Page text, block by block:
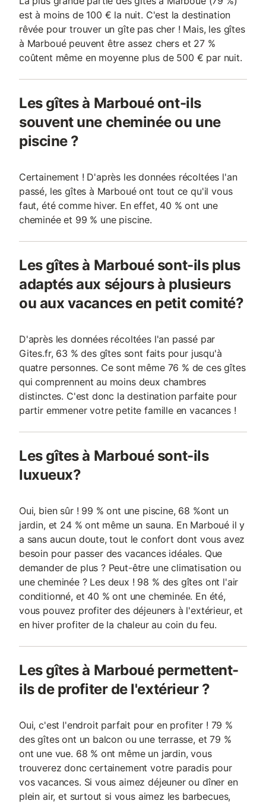
est à moins de 100 € la nuit. C'est la destination
rêvée pour trouver un gîte pas cher ! Mais, les gîtes
à Marboué peuvent être assez chers et 27 %
coûtent même en moyenne plus de 500 € par nuit.
Les gîtes à Marboué ont-ils
souvent une cheminée ou une
piscine ?
Certainement ! D'après les données récoltées l'an
passé, les gîtes à Marboué ont tout ce qu'il vous
faut, été comme hiver. En effet, 40 % ont une
cheminée et 99 % une piscine.
Les gîtes à Marboué sont-ils plus
adaptés aux séjours à plusieurs
ou aux vacances en petit comité?
D'après les données récoltées l'an passé par
Gites.fr, 63 % des gîtes sont faits pour jusqu'à
quatre personnes. Ce sont même 76 % de ces gîtes
qui comprennent au moins deux chambres
distinctes. C'est donc la destination parfaite pour
partir emmener votre petite famille en vacances !
Les gîtes à Marboué sont-ils
luxueux?
Oui, bien sûr ! 99 % ont une piscine, 68 %ont un
jardin, et 24 % ont même un sauna. En Marboué il y
a sans aucun doute, tout le confort dont vous avez
besoin pour passer des vacances idéales. Que
demander de plus ? Peut-être une climatisation ou
une cheminée ? Les deux ! 98 % des gîtes ont l'air
conditionné, et 40 % ont une cheminée. En été,
vous pouvez profiter des déjeuners à l'extérieur, et
en hiver profiter de la chaleur au coin du feu.
Les gîtes à Marboué permettent-
ils de profiter de l'extérieur ?
Oui, c'est l'endroit parfait pour en profiter ! 79 %
des gîtes ont un balcon ou une terrasse, et 79 %
ont une vue. 68 % ont même un jardin, vous
trouverez donc certainement votre paradis pour
vos vacances. Si vous aimez déjeuner ou dîner en
plein air, et surtout si vous aimez les barbecues,